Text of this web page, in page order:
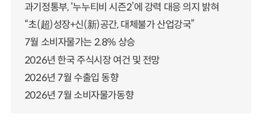
과기정통부, ‘누누티비 시즌2’에 강력 대응 의지 밝혀
“초(超)성장+신(新)공간, 대체불가 산업강국”
7월 소비자물가는 2.8% 상승
2026년 한국 주식시장 여건 및 전망
2026년 7월 수출입 동향
2026년 7월 소비자물가동향